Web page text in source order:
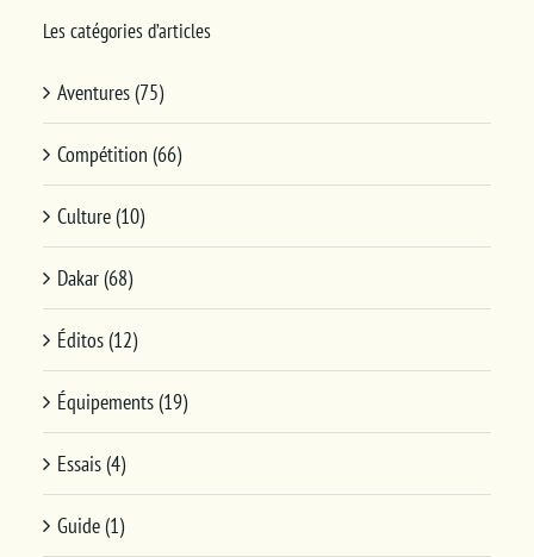
Les catégories d’articles
Aventures (75)
Compétition (66)
Culture (10)
Dakar (68)
Éditos (12)
Équipements (19)
Essais (4)
Guide (1)